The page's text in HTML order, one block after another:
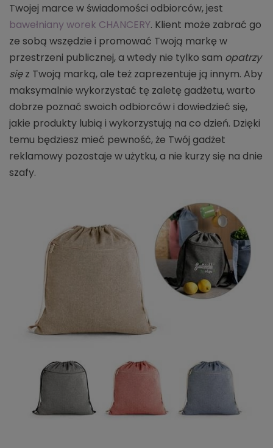
Twojej marce w świadomości odbiorców, jest
bawełniany worek CHANCERY. Klient może zabrać go
ze sobą wszędzie i promować Twoją markę w
przestrzeni publicznej, a wtedy nie tylko sam opatrzy
sięz Twoją marką, ale też zaprezentuje ją innym. Aby
maksymalnie wykorzystać tę zaletę gadżetu, warto
dobrze poznać swoich odbiorców i dowiedzieć się,
jakie produkty lubią i wykorzystują na co dzień. Dzięki
temu będziesz mieć pewność, że Twój gadżet
reklamowy pozostaje w użytku, a nie kurzy się na dnie
szafy.